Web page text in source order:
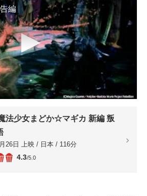
編
▶
法少女まどか☆マギカ 新編 叛
26日 上映 / 日本 / 116分
4.3/5.0